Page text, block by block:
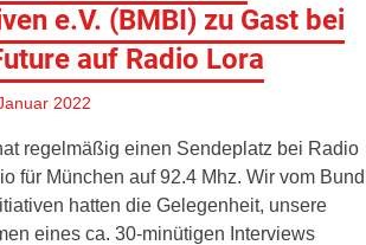
e.V. (BMBI) zu Gast bei
auf Radio Lora
2022
regelmäßig einen Sendeplatz bei Radio
für München auf 92.4 Mhz. Wir vom Bund
hatten die Gelegenheit, unsere
eines ca. 30-minütigen Interviews